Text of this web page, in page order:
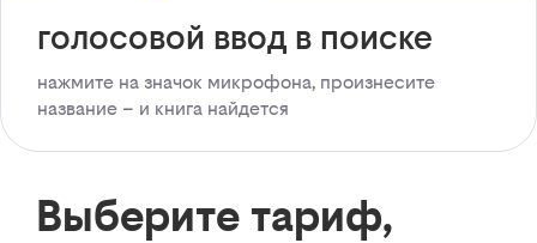
голосовой ввод в поиске
нажмите на значок микрофона, произнесите
название – и книга найдется
Выберите тариф,